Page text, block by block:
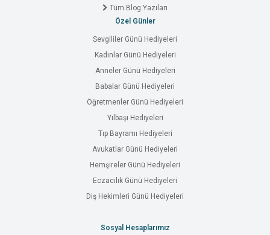
Tüm Blog Yazıları
Özel Günler
Sevgililer Günü Hediyeleri
Kadınlar Günü Hediyeleri
Anneler Günü Hediyeleri
Babalar Günü Hediyeleri
Öğretmenler Günü Hediyeleri
Yılbaşı Hediyeleri
Tıp Bayramı Hediyeleri
Avukatlar Günü Hediyeleri
Hemşireler Günü Hediyeleri
Eczacılık Günü Hediyeleri
Diş Hekimleri Günü Hediyeleri
Sosyal Hesaplarımız